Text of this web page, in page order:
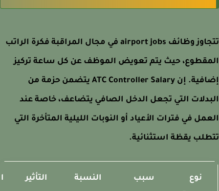
تتجاوز وظائف airport jobs في مجال المراقبة فكرة الراتب
حيث يتم تعويض الموظف عن كل ساعة تركيز
إضافية. إن ATC Controller Salary يتضمن حزمة من
التي تجعل الدخل الصافي يتضاعف، خاصة عند
في فترات الأعياد أو النوبات الليلية المتأخرة التي
يقظة استثنائية.
نوع
سبب
النسبة
التأثير